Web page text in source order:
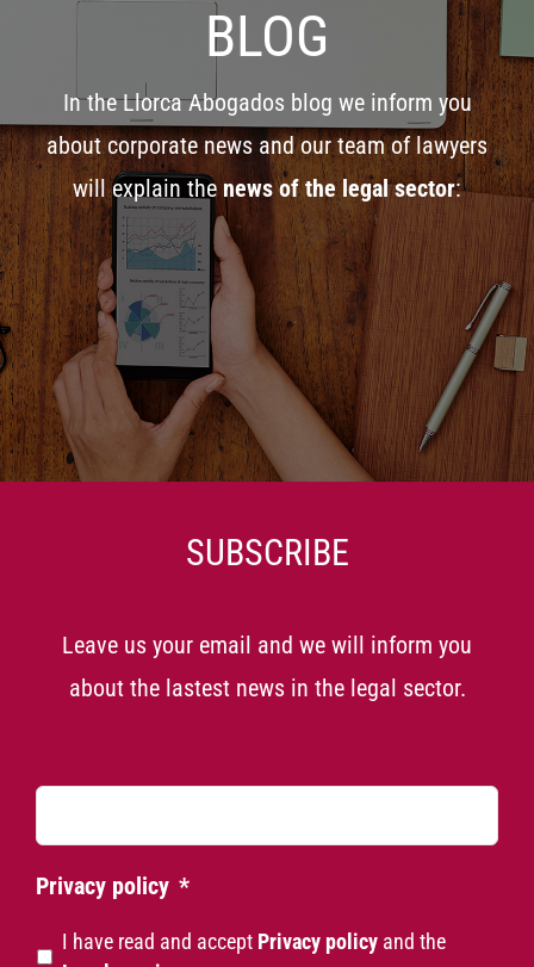
BLOG
In the Llorca Abogados blog we inform you
about corporate news and our team of lawyers
will explain the news of the legal sector:
SUBSCRIBE
Leave us your email and we will inform you
about the lastest news in the legal sector.
Email
Privacy policy *
I have read and accept Privacy policyand the